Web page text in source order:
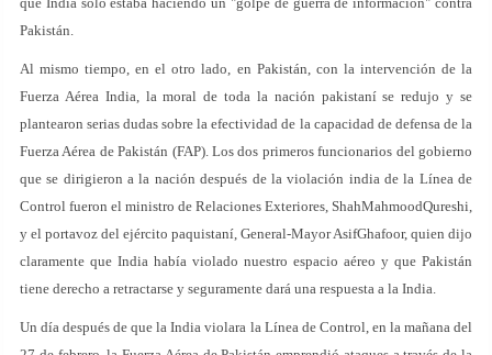
Pakistán.
Al mismo tiempo, en el otro lado, en Pakistán, con la intervención de la
Fuerza Aérea India, la moral de toda la nación pakistaní se redujo y se
plantearon serias dudas sobre la efectividad de la capacidad de defensa de la
Fuerza Aérea de Pakistán (FAP). Los dos primeros funcionarios del gobierno
que se dirigieron a la nación después de la violación india de la Línea de
Control fueron el ministro de Relaciones Exteriores, ShahMahmoodQureshi,
y el portavoz del ejército paquistaní, General-Mayor AsifGhafoor, quien dijo
claramente que India había violado nuestro espacio aéreo y que Pakistán
tiene derecho a retractarse y seguramente dará una respuesta a la India.
Un día después de que la India violara la Línea de Control, en la mañana del